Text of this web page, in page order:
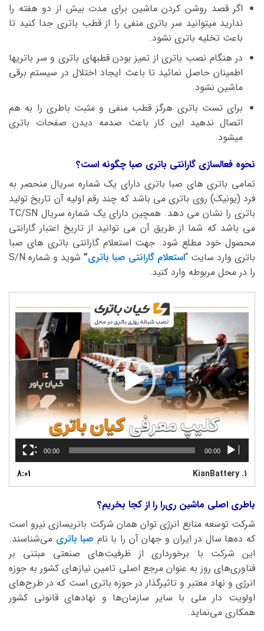
اگر قصد روشن کردن ماشین برای مدت بیش از دو هفته را
ندارید میتوانید سر باتری منفی را از قطب باتری جدا کنید تا
باعث تخلیه باتری نشود.
در هنگام نصب باتری از تمیز بودن قطبهای باتری و سر باتریها
اطمینان حاصل نمائید تا باعث ایجاد اختلال در سیستم برقی
ماشین نشود.
برای تست باتری هرگز قطب منفی و مثبت باطری را به هم
اتصال ندهید این کار باعث صدمه دیدن صفحات باتری
میشود.
نحوه فعالسازی گارانتی باتری صبا چگونه است؟
تمامی باتری های صبا باتری دارای یک شماره سریال منحصر به
فرد (یونیک) روی باتری می باشد که چند رقم اولیه آن تاریخ تولید
باتری را نشان می دهد. همچین دارای یک شماره سریال TC/SN
می باشد که شما از طریق آن می توانید از تاریخ اعتبار گارانتی
محصول خود مطلع شود. جهت استعلام گارانتی باتری های صبا
باتری وارد سایت “استعلام گارانتی صبا باتری”
شوید و شماره S/N
را در محل مربوطه وارد کنید.
نمایشگر
ویدیو
00:00
00:00
1.
KianBattery
8:01
باطری اصلی ماشین ری‌را را از کجا بخریم؟
شرکت توسعه منابع انرژی توان همان شرکت باتریسازی نیرو است
که ده‌ها سال در ایران و جهان آن را با نام صبا باتری می‌شناسند.
این شرکت با برخورداری از ظرفیت‌های صنعتی مبتنی بر
فناوری‌های روز به عنوان مرجع اصلی تامین نیازهای کشور به حوزه
انرژی و نهاد معتبر و تاثیرگذار در حوزه باتری است که در طرح‌های
اولویت دار ملی با سایر سازمان‌ها و نهادهای قانونی کشور
همکاری می‌نماید.